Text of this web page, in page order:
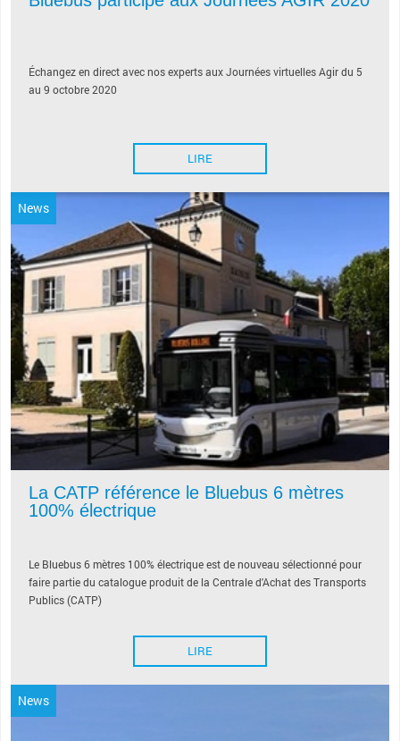
Échangez en direct avec nos experts aux Journées virtuelles Agir du 5
au 9 octobre 2020
LIRE
News
La CATP référence le Bluebus 6 mètres
100% électrique
Le Bluebus 6 mètres 100% électrique est de nouveau sélectionné pour
faire partie du catalogue produit de la Centrale d'Achat des Transports
Publics (CATP)
LIRE
News